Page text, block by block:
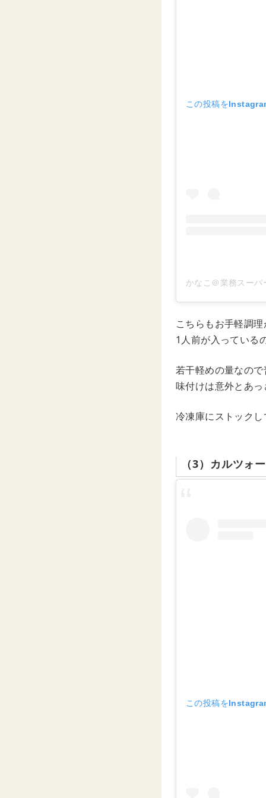
この投稿を
かなこ＠業務スー
こちらもお手軽調
1人前が入っている
若干軽めの量なの
味付けは意外とあっ
冷凍庫にストック
（3）カルツォ
この投稿を